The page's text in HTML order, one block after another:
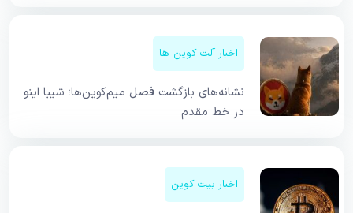
اخبار آلت کوین ها
نشانه‌های بازگشت فصل میم‌کوین‌ها؛ شیبا اینو
در خط مقدم
اخبار بیت کوین